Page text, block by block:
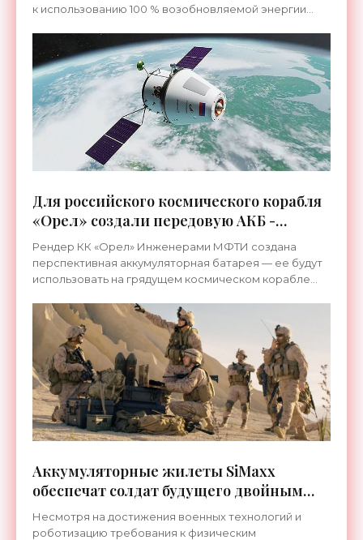
к использованию 100 % возобновляемой энергии
отраслях
Для российского космического корабля
«Орел» создали передовую АКБ -
«Космос»
Рендер КК «Орел» Инженерами МФТИ создана
перспективная аккумуляторная батарея — ее будут
использовать на грядущем космическом корабле
полета, между
Аккумуляторные жилеты SiMaxx
обеспечат солдат будущего двойным
запасом энергии - «Техника»
Несмотря на достижения военных технологий и
роботизацию требования к физическим